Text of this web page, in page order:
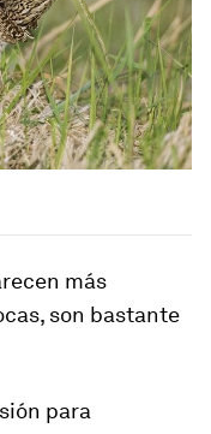
más
son bastante
para